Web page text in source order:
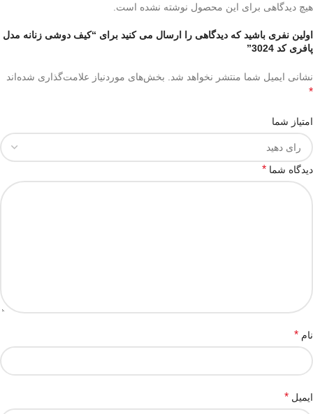
هیچ دیدگاهی برای این محصول نوشته نشده است.
اولین نفری باشید که دیدگاهی را ارسال می کنید برای “کیف دوشی زنانه مدل
پافری کد 3024”
نشانی ایمیل شما منتشر نخواهد شد. بخش‌های موردنیاز علامت‌گذاری شده‌اند
*
امتیاز شما
دیدگاه شما *
نام *
ایمیل *